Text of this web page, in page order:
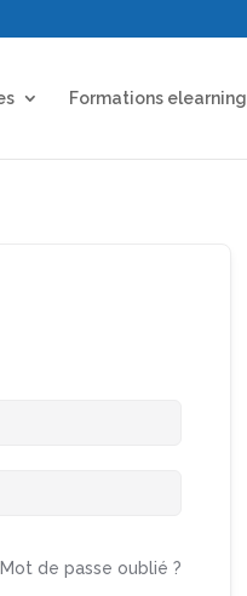
Formations elearning
Mot de passe oublié ?